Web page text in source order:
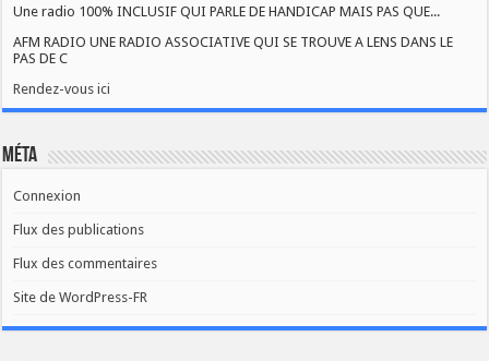
Une radio 100% INCLUSIF QUI PARLE DE HANDICAP MAIS PAS QUE...
AFM RADIO UNE RADIO ASSOCIATIVE QUI SE TROUVE A LENS DANS LE
PAS DE C
Rendez-vous ici
Méta
Connexion
Flux des publications
Flux des commentaires
Site de WordPress-FR